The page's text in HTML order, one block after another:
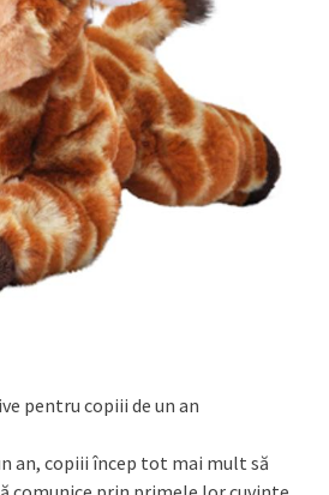
pentru copiii de un an
an, copiii încep tot mai mult să